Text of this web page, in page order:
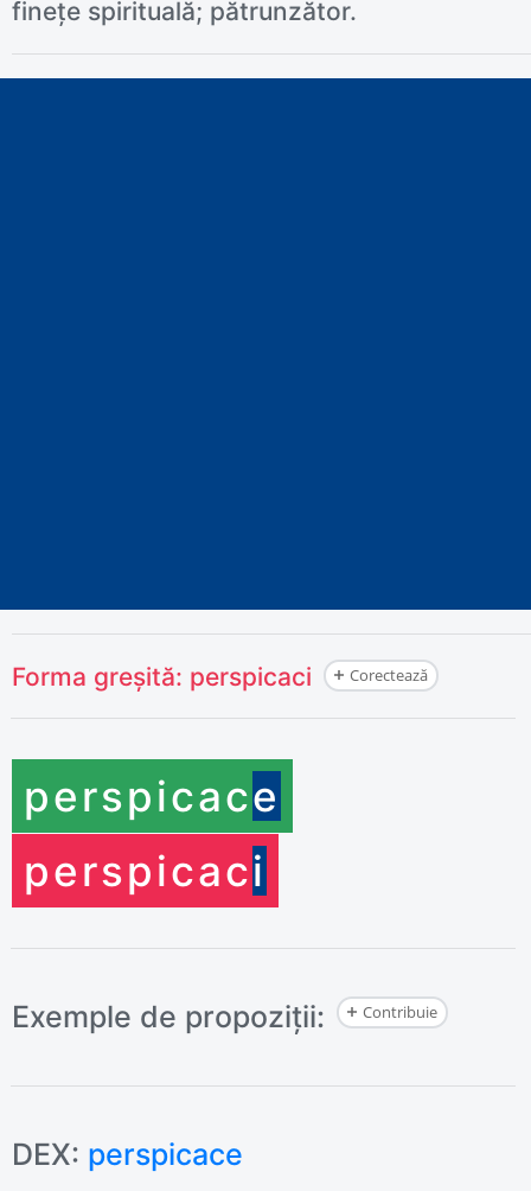
finețe spirituală; pătrunzător.
Forma greșită: perspicaci Corectează
perspicace
perspicaci
Exemple de propoziții: Contribuie
DEX: perspicace